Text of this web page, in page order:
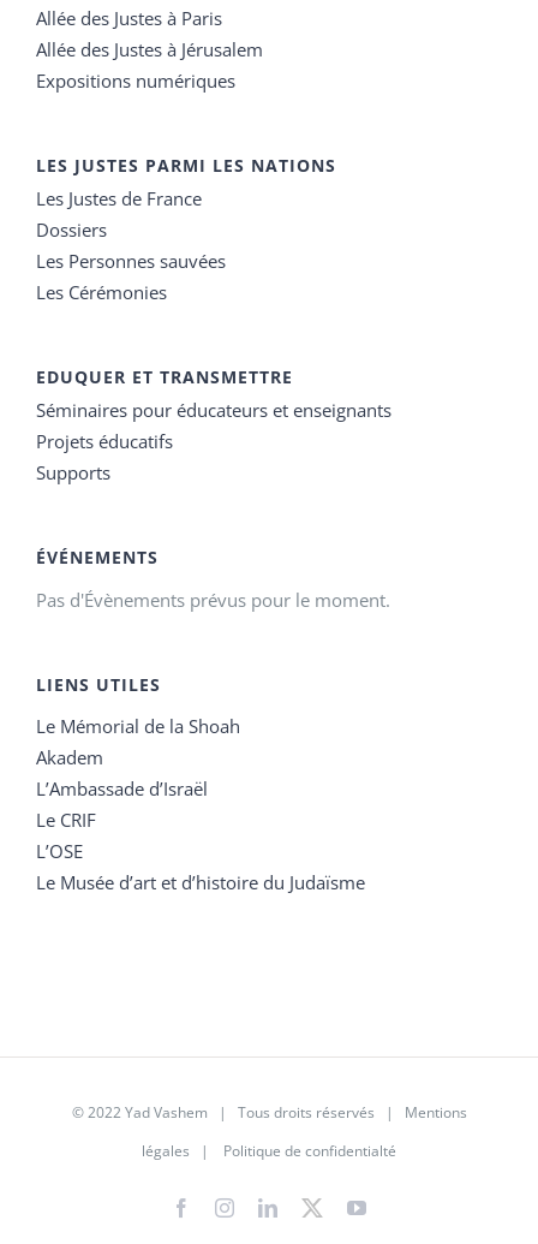
Allée des Justes à Paris
Allée des Justes à Jérusalem
Expositions numériques
LES JUSTES PARMI LES NATIONS
Les Justes de France
Dossiers
Les Personnes sauvées
Les Cérémonies
EDUQUER ET TRANSMETTRE
Séminaires pour éducateurs et enseignants
Projets éducatifs
Supports
ÉVÉNEMENTS
Pas d'Évènements prévus pour le moment.
LIENS UTILES
Le Mémorial de la Shoah
Akadem
L’Ambassade d’Israël
Le CRIF
L’OSE
Le Musée d’art et d’histoire du Judaïsme
© 2022 Yad Vashem | Tous droits réservés | Mentions
légales | Politique de confidentialté
FacebookInstagramLinkedIn
X YouTube